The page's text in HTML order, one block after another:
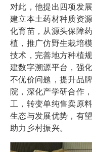
对此，他提出四项发
建立本土药材种质资
化育苗，从源头保障
植，推广仿野生栽培
技术，完善地方种植
建数字溯源平台，强
不优价问题，提升品
院，深化产学研合作
工，转变单纯售卖原
生态与发展优势，有
助力乡村振兴。